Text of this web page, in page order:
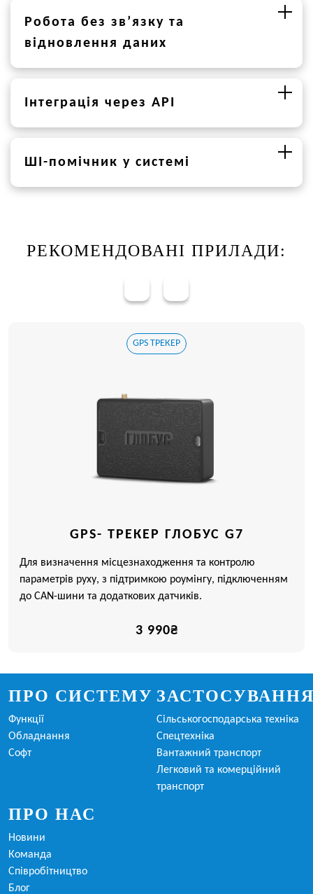
Робота без зв’язку та
відновлення даних
Інтеграція через API
ШІ-помічник у системі
РЕКОМЕНДОВАНІ ПРИЛАДИ:
GPS ТРЕКЕР
GPS- ТРЕКЕР ГЛОБУС G7
Для визначення місцезнаходження та контролю
параметрів руху, з підтримкою роумінгу, підключенням
до CAN-шини та додаткових датчиків.
3 990₴
ПРО СИСТЕМУ
Функції
Обладнання
Софт
Сільськогосподарська техніка
Спецтехніка
Вантажний транспорт
Легковий та комерційний
транспорт
ПРО НАС
Новини
Команда
Співробітництво
Блог